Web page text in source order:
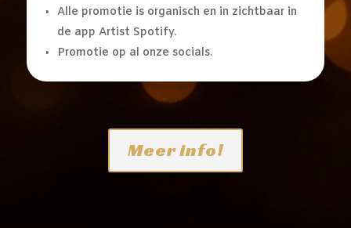
Alle promotie is organisch en in zichtbaar in
de app Artist Spotify.
Promotie op al onze socials.
Meer info!